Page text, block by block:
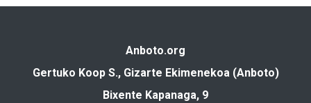
Anboto.org
Gertuko Koop S., Gizarte Ekimenekoa (Anboto)
Bixente Kapanaga, 9